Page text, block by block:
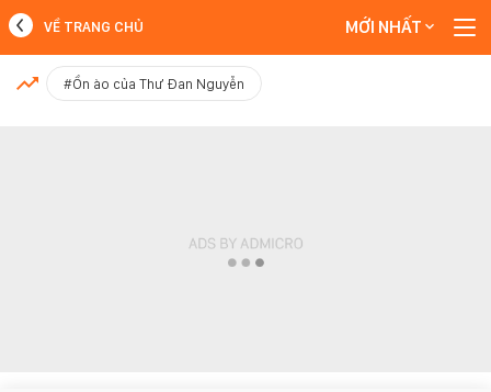
MỚI NHẤT
VỀ TRANG CHỦ MỚI NHẤT
#Ồn ào của Thư Đan Nguyễn